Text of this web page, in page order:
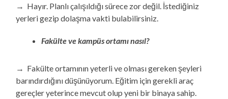
→ Hayır. Planlı çalışıldığı sürece zor değil. İstediğiniz
yerleri gezip dolaşma vakti bulabilirsiniz.
Fakülte ve kampüs ortamı nasıl?
→ Fakülte ortamının yeterli ve olması gereken şeyleri
barındırdığını düşünüyorum. Eğitim için gerekli araç
gereçler yeterince mevcut olup yeni bir binaya sahip.